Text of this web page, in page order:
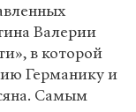
Валерии
в которой
Германику и
Самым